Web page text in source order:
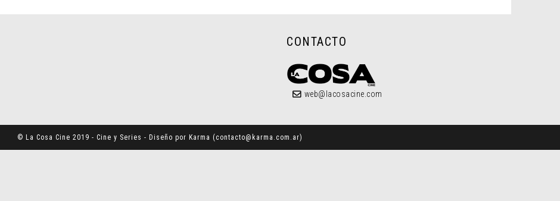
CONTACTO
web@lacosacine.com
© La Cosa Cine 2019 - Cine y Series - Diseño por Karma (contacto@karma.com.ar)